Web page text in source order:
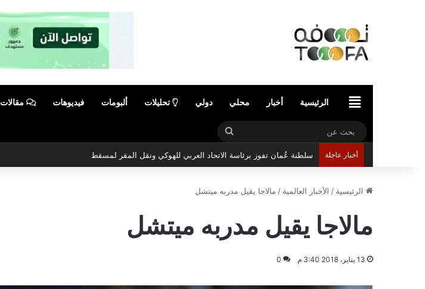
الرئيسيةالرئيسية أخبار محلي دولي تحليلات ألبومات فيديوهات مقالات
بحث
عن
أخبار عاجلة سلطنة عُمان تفوز برئاسة الاتحاد العربي للهوكي ونقل المقر لمسقط
الرئيسية / الأخبار العالمية / مالاجا يقيل مدربه ميتشل
مالاجا يقيل مدربه ميتشل
13 يناير، 2018 3:40 م 0